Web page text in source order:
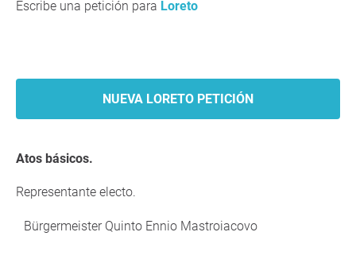
Escribe una petición para Loreto
NUEVA LORETO PETICIÓN
Atos básicos.
Representante electo.
Bürgermeister Quinto Ennio Mastroiacovo